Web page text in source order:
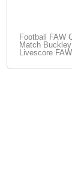
Football FAW
Match
Livescore